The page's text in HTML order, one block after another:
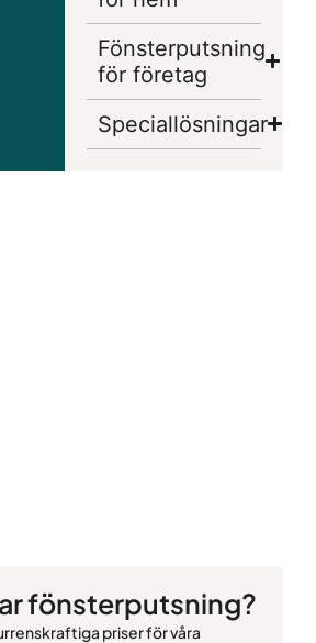
Fönsterputsning
för företag
Speciallösningar
fönsterputsning?
priser för våra